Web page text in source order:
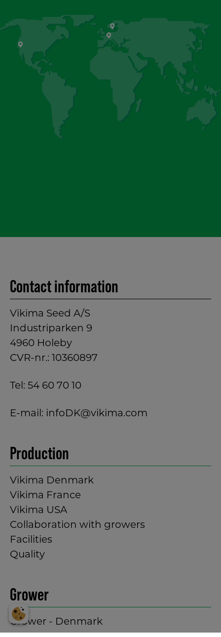
Contact information
Vikima Seed A/S
Industriparken 9
4960 Holeby
CVR-nr.: 10360897
Tel: 54 60 70 10
E-mail: infoDK@vikima.com
Production
Vikima Denmark
Vikima France
Vikima USA
Collaboration with growers
Facilities
Quality
Grower
Grower - Denmark